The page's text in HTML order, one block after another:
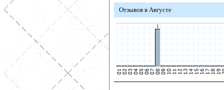
Отзывов в Августе
1